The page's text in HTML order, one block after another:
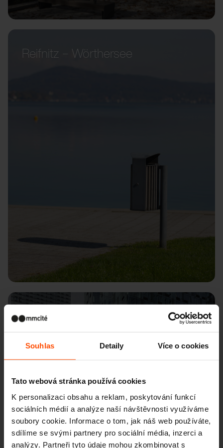
Souhlas Detaily Více o cookies
Tato webová stránka používá cookies
K personalizaci obsahu a reklam, poskytování funkcí
sociálních médií a analýze naší návštěvnosti využíváme
soubory cookie. Informace o tom, jak náš web používáte,
sdílíme se svými partnery pro sociální média, inzerci a
analýzy. Partneři tyto údaje mohou zkombinovat s
Reifnitz – Wörthersee
New York